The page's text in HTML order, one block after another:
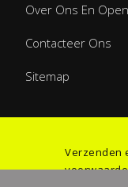
Over Ons En
Contacteer Ons
Sitemap
Verzenden